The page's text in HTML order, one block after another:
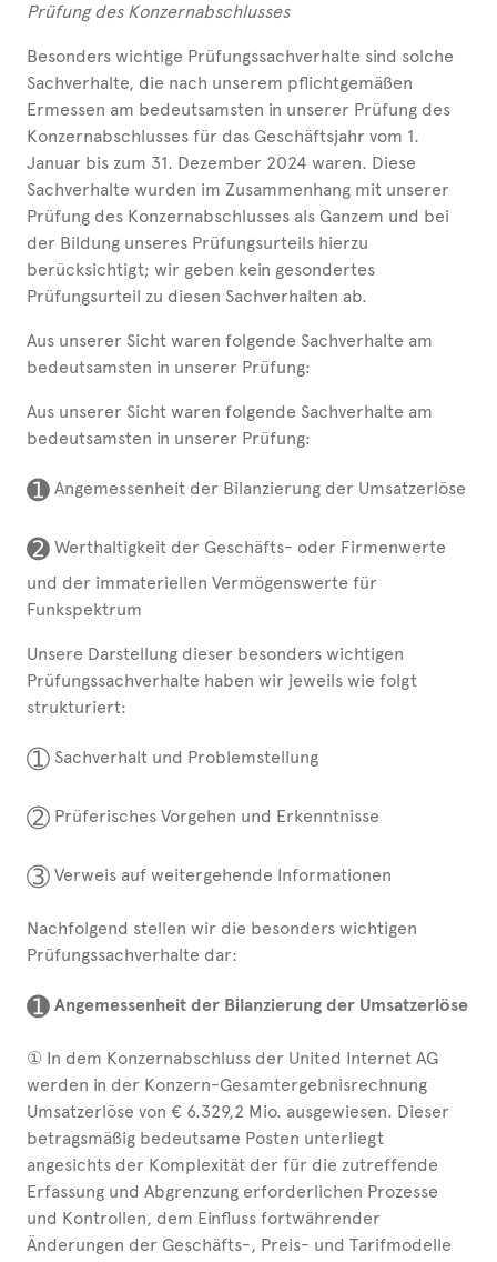
Prüfung des Konzernabschlusses
Besonders wichtige Prüfungssachverhalte sind solche
Sachverhalte, die nach unserem pflichtgemäßen
Ermessen am bedeutsamsten in unserer Prüfung des
Konzernabschlusses für das Geschäftsjahr vom 1.
Januar bis zum 31. Dezember 2024 waren. Diese
Sachverhalte wurden im Zusammenhang mit unserer
Prüfung des Konzernabschlusses als Ganzem und bei
der Bildung unseres Prüfungsurteils hierzu
berücksichtigt; wir geben kein gesondertes
Prüfungsurteil zu diesen Sachverhalten ab.
Aus unserer Sicht waren folgende Sachverhalte am
bedeutsamsten in unserer Prüfung:
Aus unserer Sicht waren folgende Sachverhalte am
bedeutsamsten in unserer Prüfung:
➊ Angemessenheit der Bilanzierung der Umsatzerlöse
➋ Werthaltigkeit der Geschäfts- oder Firmenwerte
und der immateriellen Vermögenswerte für
Funkspektrum
Unsere Darstellung dieser besonders wichtigen
Prüfungssachverhalte haben wir jeweils wie folgt
strukturiert:
➀ Sachverhalt und Problemstellung
➁ Prüferisches Vorgehen und Erkenntnisse
➂ Verweis auf weitergehende Informationen
Nachfolgend stellen wir die besonders wichtigen
Prüfungssachverhalte dar:
➊ Angemessenheit der Bilanzierung der Umsatzerlöse
① In dem Konzernabschluss der United Internet AG
werden in der Konzern-Gesamtergebnisrechnung
Umsatzerlöse von € 6.329,2 Mio. ausgewiesen. Dieser
betragsmäßig bedeutsame Posten unterliegt
angesichts der Komplexität der für die zutreffende
Erfassung und Abgrenzung erforderlichen Prozesse
und Kontrollen, dem Einfluss fortwährender
Änderungen der Geschäfts-, Preis- und Tarifmodelle